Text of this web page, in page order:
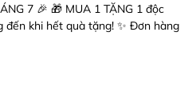
7 🎉 🎁 MUA 1 TẶNG 1 độc
khi hết quà tặng! ✨ Đơn hàng